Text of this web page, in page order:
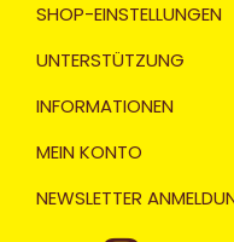
SHOP-EINSTELLUNGEN
UNTERSTÜTZUNG
INFORMATIONEN
MEIN KONTO
NEWSLETTER